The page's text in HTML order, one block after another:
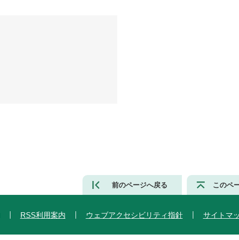
前のページへ戻る このペ
RSS利用案内 ウェブアクセシビリティ指針 サイトマ